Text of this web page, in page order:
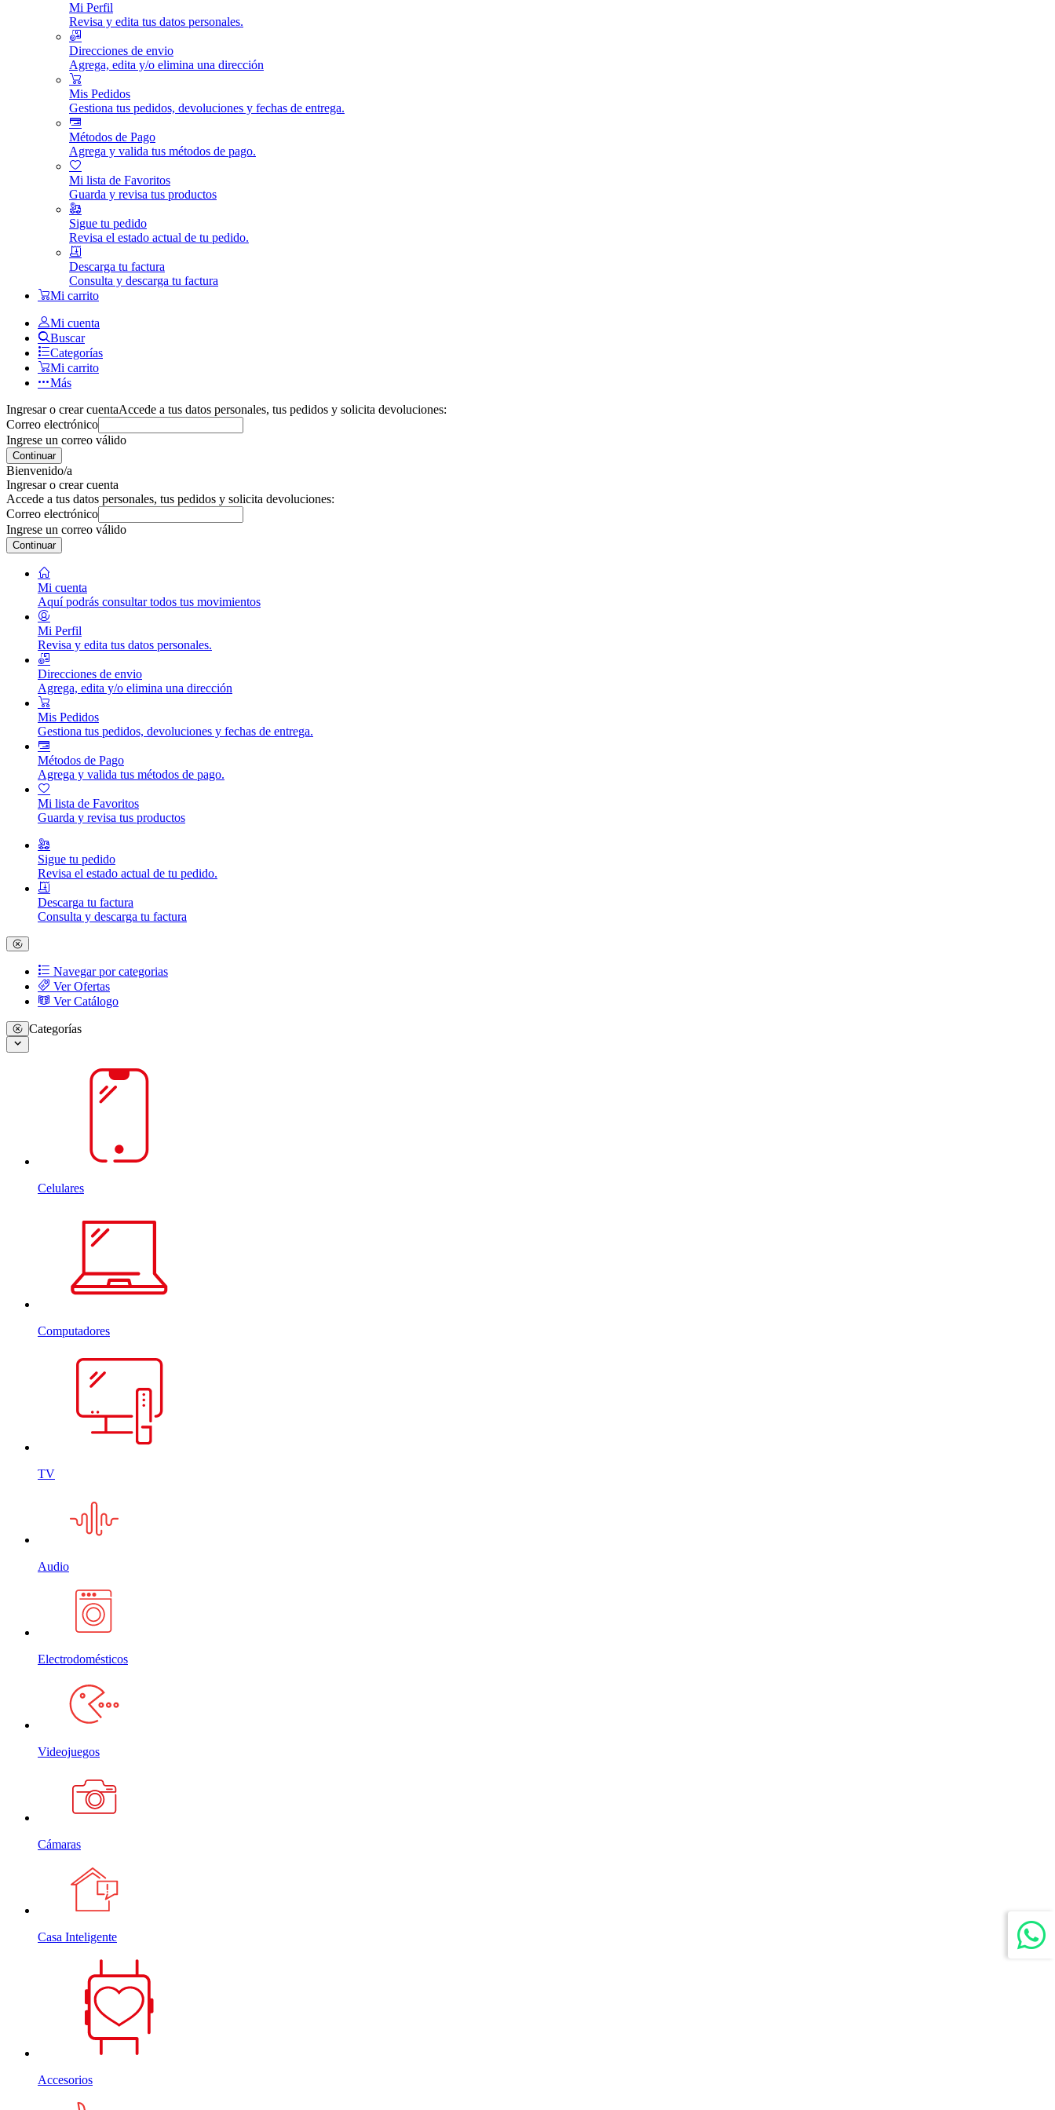
Mi Perfil
Revisa y edita tus datos personales.
Direcciones de envio
Agrega, edita y/o elimina una dirección
Mis Pedidos
Gestiona tus pedidos, devoluciones y fechas de entrega.
Métodos de Pago
Agrega y valida tus métodos de pago.
Mi lista de Favoritos
Guarda y revisa tus productos
Sigue tu pedido
Revisa el estado actual de tu pedido.
Descarga tu factura
Consulta y descarga tu factura
Mi carrito
Mi cuenta
Buscar
Categorías
Mi carrito
Más
Ingresar o crear cuentaAccede a tus datos personales, tus pedidos y solicita devoluciones:
Correo electrónico
Ingrese un correo válido
Continuar
Bienvenido/a
Ingresar o crear cuenta
Accede a tus datos personales, tus pedidos y solicita devoluciones:
Correo electrónico
Ingrese un correo válido
Continuar
Mi cuenta
Aquí podrás consultar todos tus movimientos
Mi Perfil
Revisa y edita tus datos personales.
Direcciones de envio
Agrega, edita y/o elimina una dirección
Mis Pedidos
Gestiona tus pedidos, devoluciones y fechas de entrega.
Métodos de Pago
Agrega y valida tus métodos de pago.
Mi lista de Favoritos
Guarda y revisa tus productos
Sigue tu pedido
Revisa el estado actual de tu pedido.
Descarga tu factura
Consulta y descarga tu factura
Navegar por categorias
Ver Ofertas
Ver Catálogo
Categorías
Celulares
Computadores
TV
Audio
Electrodomésticos
Videojuegos
Cámaras
Casa Inteligente
Accesorios